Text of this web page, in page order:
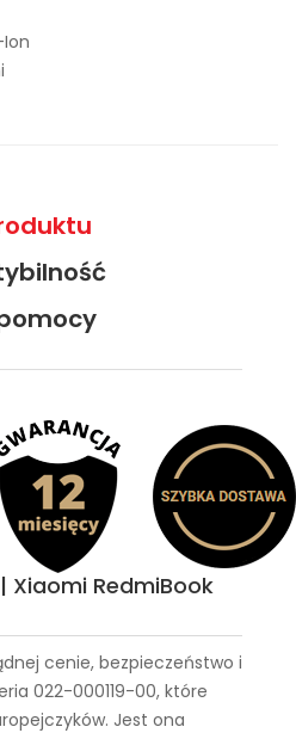
Xiaomi RedmiBook
cenie, bezpieczeństwo i
022-000119-00, które
Jest ona